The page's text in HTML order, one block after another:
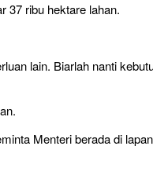
37 ribu hektare lahan.
lain. Biarlah nanti
Menteri berada di